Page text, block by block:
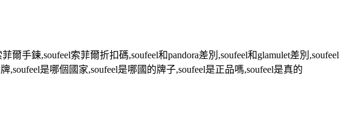
菲爾手鍊,soufeel索菲爾折扣碼,soufeel和pandora差別 ,soufeel和glamulet差別 ,soufeel
,soufeel是哪個國家,soufeel是哪國的牌子,soufeel是正品嗎,soufeel是真的